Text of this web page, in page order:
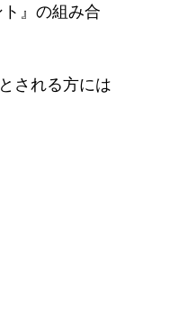
』の組み合
される方には